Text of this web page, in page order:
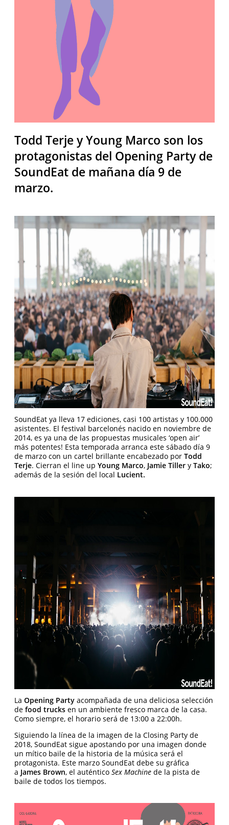
Todd Terje y Young Marco son los
protagonistas del Opening Party de
SoundEat de mañana día 9 de
marzo.
SoundEat ya lleva 17 ediciones, casi 100 artistas y 100.000
asistentes. El festival barcelonés nacido en noviembre de
2014, es ya una de las propuestas musicales ‘open air’
más potentes! Esta temporada arranca este sábado día 9
de marzo con un cartel brillante encabezado por Todd
Terje. Cierran el line up Young Marco, Jamie Tiller y Tako;
además de la sesión del local Lucient.
La Opening Party acompañada de una deliciosa selección
de food trucks en un ambiente fresco marca de la casa.
Como siempre, el horario será de 13:00 a 22:00h.
Siguiendo la línea de la imagen de la Closing Party de
2018, SoundEat sigue apostando por una imagen donde
un mítico baile de la historia de la música será el
protagonista. Este marzo SoundEat debe su gráfica
a James Brown, el auténtico Sex Machine de la pista de
baile de todos los tiempos.